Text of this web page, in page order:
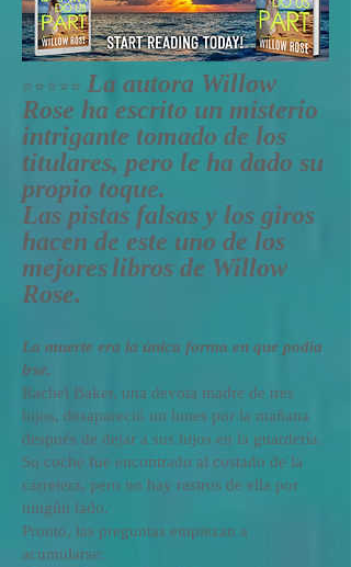
⭐️⭐️⭐️⭐️⭐️ La autora Willow
Rose ha escrito un misterio
intrigante tomado de los
titulares, pero le ha dado su
propio toque.
Las pistas falsas y los giros
hacen de este uno de los
mejores libros de Willow
Rose.
La muerte era la única forma en que podía
irse.
Rachel Baker, una devota madre de tres
hijos, desapareció un lunes por la mañana
después de dejar a sus hijos en la guardería.
Su coche fue encontrado al costado de la
carretera, pero no hay rastros de ella por
ningún lado.
Pronto, las preguntas empiezan a
acumularse: